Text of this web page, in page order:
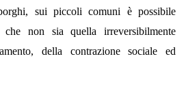
sui piccoli comuni è possibile
che non sia quella irreversibilmente
della contrazione sociale ed